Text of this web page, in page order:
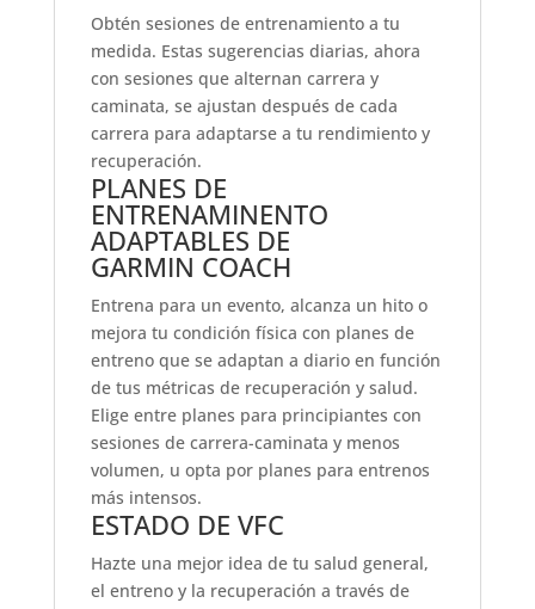
Obtén sesiones de entrenamiento a tu
medida. Estas sugerencias diarias, ahora
con sesiones que alternan carrera y
caminata, se ajustan después de cada
carrera para adaptarse a tu rendimiento y
recuperación.
PLANES DE
ENTRENAMINENTO
ADAPTABLES DE
GARMIN COACH
Entrena para un evento, alcanza un hito o
mejora tu condición física con planes de
entreno que se adaptan a diario en función
de tus métricas de recuperación y salud.
Elige entre planes para principiantes con
sesiones de carrera-caminata y menos
volumen, u opta por planes para entrenos
más intensos.
ESTADO DE VFC
Hazte una mejor idea de tu salud general,
el entreno y la recuperación a través de